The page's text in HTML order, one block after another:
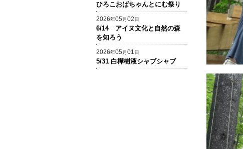
ひろこおばちゃんとにむ祭り
2026年05 月02日
6/14 アイヌ文化と自然の森
を知ろう
2026年05 月01日
5/31 白樺樹液シャブシャブ